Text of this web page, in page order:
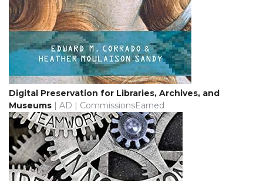
Digital Preservation for Libraries, Archives, and
Museums | AD | CommissionsEarned